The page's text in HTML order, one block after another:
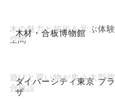
木材・合板博物館
木の魅力と技術を学ぶ体験
空間
ダイバーシティ東京 プラ
ザ
遊びと買い物が集う大型複
合施設